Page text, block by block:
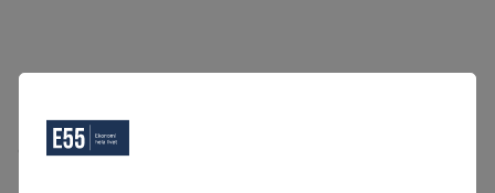
Oops, Ett fel inträffade.